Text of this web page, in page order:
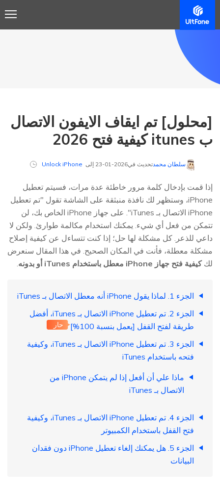
[محلول] تم ايقاف الايفون الاتصال
ب itunes كيفية فتح 2026
سلطان محمدتحديث في2026-01-23 إلى Unlock iPhone
إذا قمت بإدخال كلمة مرور خاطئة عدة مرات، فسيتم تعطيل
iPhone، وستظهر لك نافذة منبثقة على الشاشة تقول "تم تعطيل
iPhone الاتصال بـ iTunes". على جهاز iPhone الخاص بك، لن
تتمكن من فعل أي شيء. يمكنك استخدام مكالمة طوارئ. ولكن لا
داعي للذعر. كل مشكلة لها حل؛ إذا كنت تتساءل عن كيفية إصلاح
مشكلة معطلة، فأنت في المكان الصحيح. في هذا المقال سنعرض
لككيفية فتح جهاز iPhone معطل باستخدام iTunes أو بدونه .
الجزء 1. لماذا يقول iPhone أنه معطل الاتصال بـ iTunes
الجزء 2. تم تعطيل iPhone الاتصال بـ iTunes، أفضل
طريقة لفتح القفل [يعمل بنسبة 100%]
حار
الجزء 3. تم تعطيل iPhone الاتصال بـ iTunes، وكيفية
فتحه باستخدام iTunes
ماذا علي أن أفعل إذا لم يتمكن iPhone من
الاتصال بـ iTunes
الجزء 4. تم تعطيل iPhone الاتصال بـ iTunes، وكيفية
فتح القفل باستخدام الكمبيوتر
الجزء 5. هل يمكنك إلغاء تعطيل iPhone دون فقدان
البيانات